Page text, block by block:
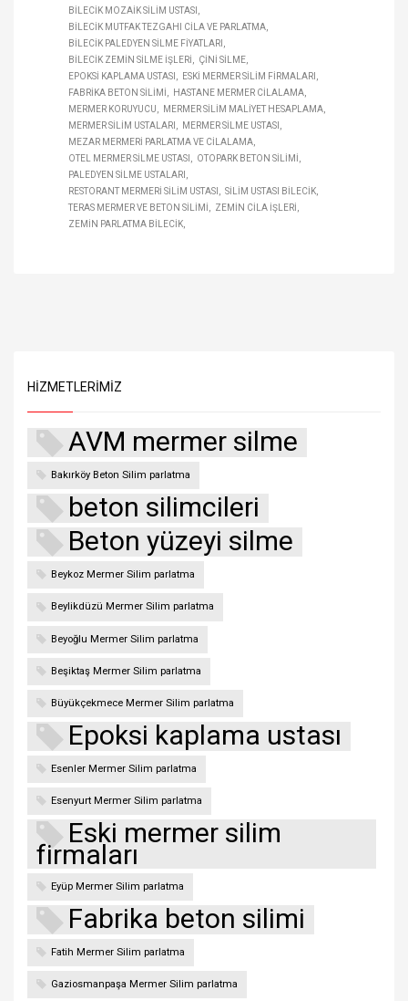
BILECIK MOZAIK SILIM USTASI
BILECIK MUTFAK TEZGAHI CILA VE PARLATMA
BILECIK PALEDYEN SILME FIYATLARI
BILECIK ZEMIN SILME IŞLERI
ÇINI SILME
EPOKSI KAPLAMA USTASI
ESKI MERMER SILIM FIRMALARI
FABRIKA BETON SILIMI
HASTANE MERMER CILALAMA
MERMER KORUYUCU
MERMER SILIM MALIYET HESAPLAMA
MERMER SILIM USTALARI
MERMER SILME USTASI
MEZAR MERMERI PARLATMA VE CILALAMA
OTEL MERMER SILME USTASI
OTOPARK BETON SILIMI
PALEDYEN SILME USTALARI
RESTORANT MERMERI SILIM USTASI
SILIM USTASI BILECIK
TERAS MERMER VE BETON SILIMI
ZEMIN CILA IŞLERI
ZEMIN PARLATMA BILECIK
HIZMETLERIMIZ
AVM mermer silme
Bakırköy Beton Silim parlatma
beton silimcileri
Beton yüzeyi silme
Beykoz Mermer Silim parlatma
Beylikdüzü Mermer Silim parlatma
Beyoğlu Mermer Silim parlatma
Beşiktaş Mermer Silim parlatma
Büyükçekmece Mermer Silim parlatma
Epoksi kaplama ustası
Esenler Mermer Silim parlatma
Esenyurt Mermer Silim parlatma
Eski mermer silim
firmaları
Eyüp Mermer Silim parlatma
Fabrika beton silimi
Fatih Mermer Silim parlatma
Gaziosmanpaşa Mermer Silim parlatma